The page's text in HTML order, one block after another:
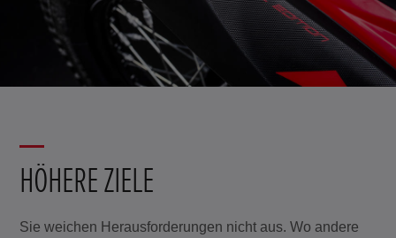
HÖHERE ZIELE
Sie weichen Herausforderungen nicht aus. Wo andere